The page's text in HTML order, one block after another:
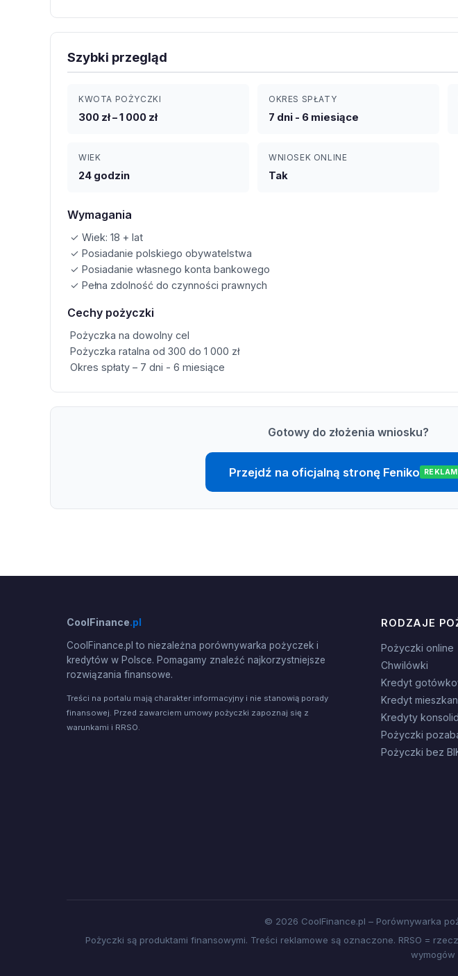
Szybki przegląd
KWOTA POŻYCZKI
300 zł – 1 000 zł
OKRES SPŁATY
7 dni - 6 miesiące
WIEK
24 godzin
WNIOSEK ONLINE
Tak
Wymagania
✓ Wiek: 18 + lat
✓ Posiadanie polskiego obywatelstwa
✓ Posiadanie własnego konta bankowego
✓ Pełna zdolność do czynności prawnych
Cechy pożyczki
Pożyczka na dowolny cel
Pożyczka ratalna od 300 do 1 000 zł
Okres spłaty – 7 dni - 6 miesiące
Gotowy do złożenia wniosku?
Przejdź na oficjalną stronę Feniko
CoolFinance.pl
CoolFinance.pl to niezależna porównywarka pożyczek i
kredytów w Polsce. Pomagamy znaleźć najkorzystniejsze
rozwiązania finansowe.
Treści na portalu mają charakter informacyjny i nie stanowią porady
finansowej. Przed zawarciem umowy pożyczki zapoznaj się z
warunkami i RRSO.
RODZAJE
Pożyczki online
Chwilówki
Kredyt
Kredyt
Kredyty
Pożyczki
Pożyczki bez
© 2026 CoolFinance.pl – Porównywarka
Pożyczki są produktami finansowymi. Treści reklamowe są oznaczone. RRSO =
wymogów